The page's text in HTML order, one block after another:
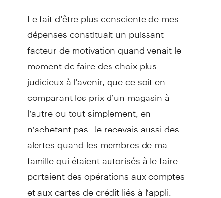
Le fait d’être plus consciente de mes
dépenses constituait un puissant
facteur de motivation quand venait le
moment de faire des choix plus
judicieux à l’avenir, que ce soit en
comparant les prix d’un magasin à
l’autre ou tout simplement, en
n’achetant pas. Je recevais aussi des
alertes quand les membres de ma
famille qui étaient autorisés à le faire
portaient des opérations aux comptes
et aux cartes de crédit liés à l’appli.